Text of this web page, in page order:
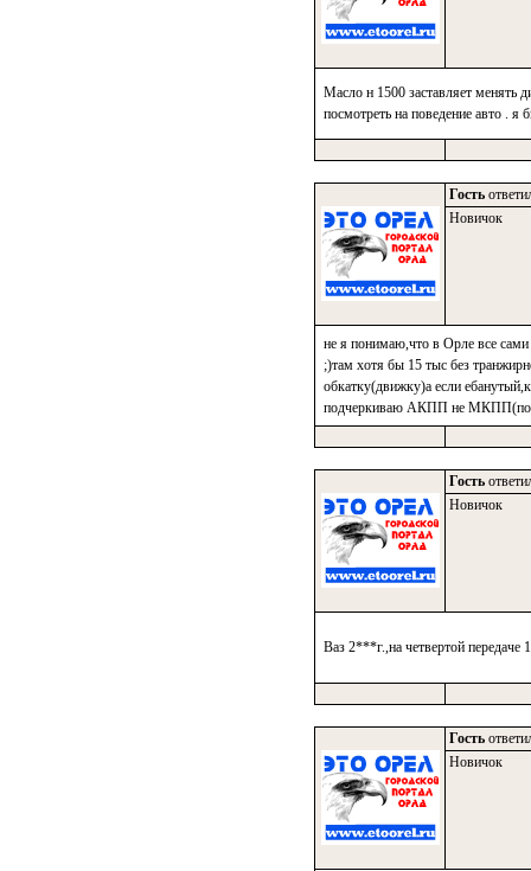
Масло н 1500 заставляет менять
посмотреть на поведение авто . я
Гость
Новичок
не я понимаю,что в Орле все сами
;)там хотя бы 15 тыс без
обкатку(движку)а если
подчеркиваю АКПП не МКПП(под
Гость
Новичок
Ваз 2***г.,на четвертой передаче
Гость
Новичок